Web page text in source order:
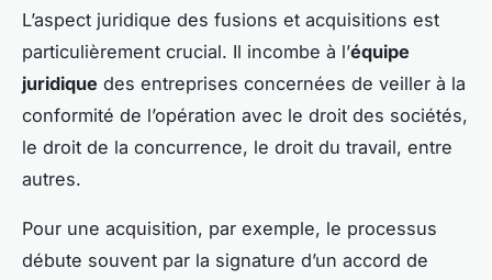
L’aspect juridique des fusions et acquisitions est
particulièrement crucial. Il incombe à l’équipe
juridique des entreprises concernées de veiller à la
conformité de l’opération avec le droit des sociétés,
le droit de la concurrence, le droit du travail, entre
autres.
Pour une acquisition, par exemple, le processus
débute souvent par la signature d’un accord de